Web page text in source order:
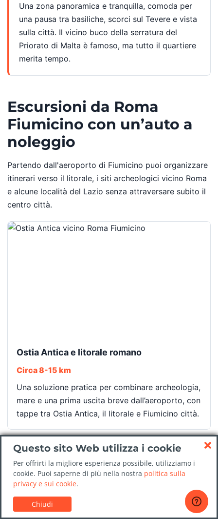
Una zona panoramica e tranquilla, comoda per
una pausa tra basiliche, scorci sul Tevere e vista
sulla città. Il vicino buco della serratura del
Priorato di Malta è famoso, ma tutto il quartiere
merita tempo.
Escursioni da Roma
Fiumicino con un’auto a
noleggio
Partendo dall'aeroporto di Fiumicino puoi organizzare
itinerari verso il litorale, i siti archeologici vicino Roma
e alcune località del Lazio senza attraversare subito il
centro città.
Ostia Antica e litorale romano
Circa 8-15 km
Una soluzione pratica per combinare archeologia,
mare e una prima uscita breve dall’aeroporto, con
tappe tra Ostia Antica, il litorale e Fiumicino città.
Questo sito Web utilizza i cookie
Per offrirti la migliore esperienza possibile, utilizziamo i
cookie. Puoi saperne di più nella nostra politica sulla
privacy e sui cookie.
Chiudi